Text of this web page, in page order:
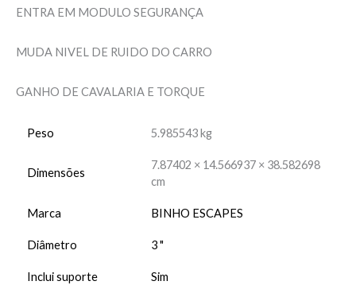
ENTRA EM MODULO SEGURANÇA
MUDA NIVEL DE RUIDO DO CARRO
GANHO DE CAVALARIA E TORQUE
Peso 5.985543 kg
Dimensões
7.87402 × 14.566937 × 38.582698
cm
Marca BINHO ESCAPES
Diâmetro 3 "
Inclui suporte Sim